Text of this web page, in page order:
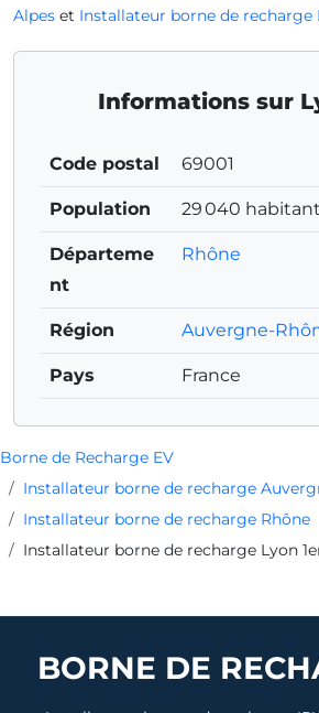
Borne de Recharge EV
Installateur borne de recharge
Installateur borne de recharge Rhône
Installateur borne de recharge Lyon
Alpes et Installateur borne de recharge
Informations sur
Code postal 69001
Population 29 040
Départeme
nt
Rhône
Région Auvergne-
Pays France
BORNE DE